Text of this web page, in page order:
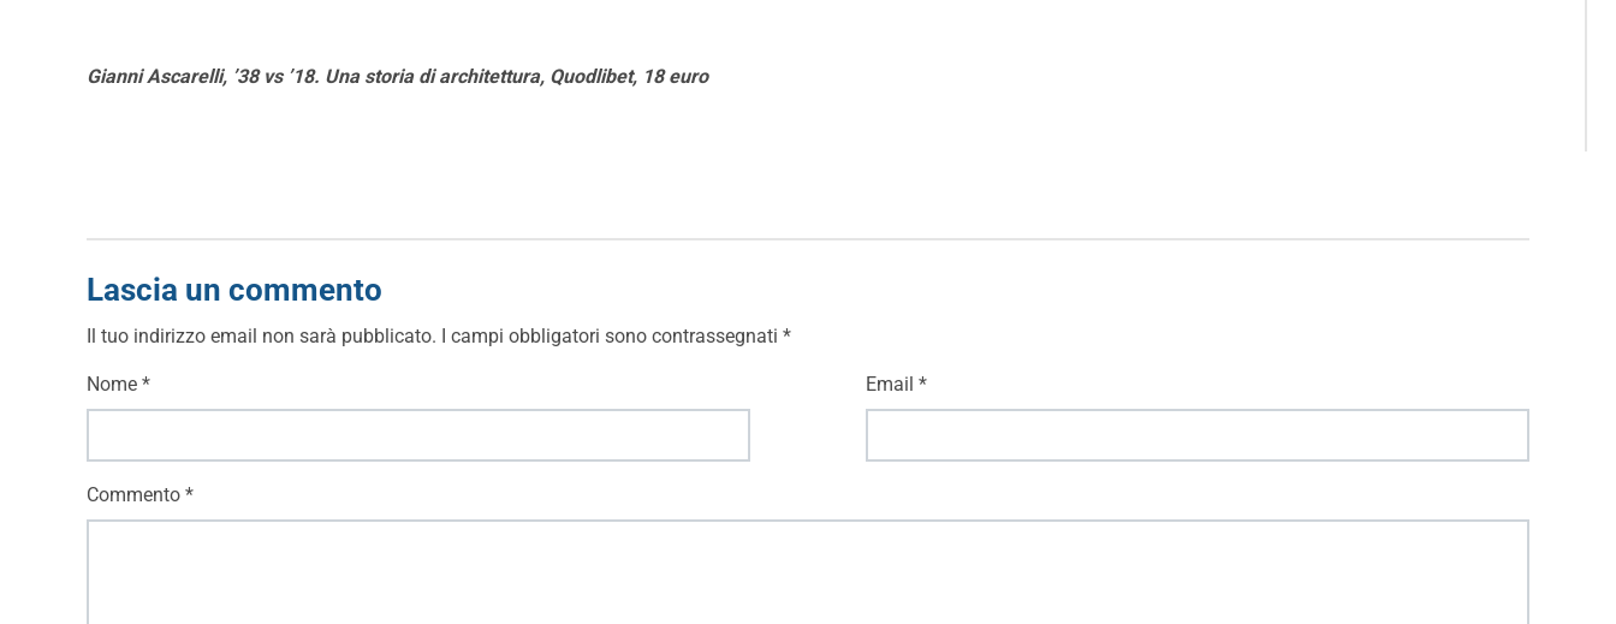
Gianni Ascarelli, ’38 vs ’18. Una storia di architettura, Quodlibet, 18 euro
Lascia un commento
Il tuo indirizzo email non sarà pubblicato. I campi obbligatori sono contrassegnati *
Commento *
Nome * Email *